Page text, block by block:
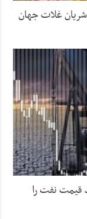
غلات جهان
قیمت نفت را